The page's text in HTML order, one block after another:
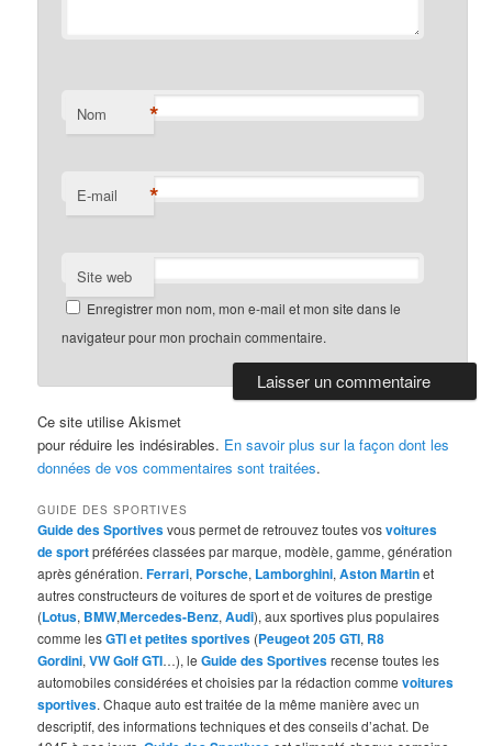
Nom *
E-mail *
Site web
Enregistrer mon nom, mon e-mail et mon site dans le
navigateur pour mon prochain commentaire.
Ce site utilise Akismet
pour réduire les indésirables. En savoir plus sur la façon dont les
données de vos commentaires sont traitées.
GUIDE DES SPORTIVES
Guide des Sportivesvous permet de retrouvez toutes vosvoitures
de sportpréférées classées par marque, modèle, gamme, génération
après génération.Ferrari, Porsche, Lamborghini,Aston Martinet
autres constructeurs de voitures de sport et de voitures de prestige
(Lotus, BMW,Mercedes-Benz,Audi), aux sportives plus populaires
comme lesGTI et petites sportives (Peugeot 205 GTI, R8
Gordini,VW Golf GTI…), leGuide des Sportivesrecense toutes les
automobiles considérées et choisies par la rédaction commevoitures
sportives. Chaque auto est traitée de la même manière avec un
descriptif, des informations techniques et des conseils d’achat. De